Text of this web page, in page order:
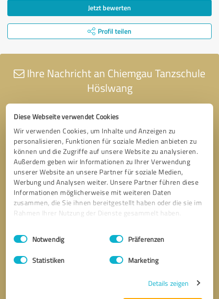
Diese Webseite verwendet Cookies
Wir verwenden Cookies, um Inhalte und Anzeigen zu
personalisieren, Funktionen für soziale Medien anbieten zu
können und die Zugriffe auf unsere Website zu analysieren.
Außerdem geben wir Informationen zu Ihrer Verwendung
unserer Website an unsere Partner für soziale Medien,
Werbung und Analysen weiter. Unsere Partner führen diese
Informationen möglicherweise mit weiteren Daten
zusammen, die Sie ihnen bereitgestellt haben oder die sie im
Rahmen Ihrer Nutzung der Dienste gesammelt haben.
Impressum Datenschutzbestimmungen
Einwilligungsauswahl
Notwendig Präferenzen
Statistiken Marketing
Details zeigen
Jetzt bewerten
Profil teilen
Ihre Nachricht an Chiemgau Tanzschule
Höslwang